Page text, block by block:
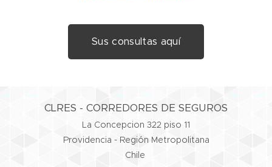
Sus consultas aquí
CLRES - CORREDORES DE SEGUROS
La Concepcion 322 piso 11
Providencia - Región Metropolitana
Chile